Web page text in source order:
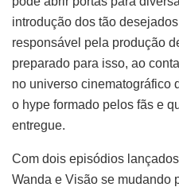
introdução dos tão
responsável pela produção
preparado para isso, ao
no universo cinematográfico
o hype formado pelos fãs e
entregue.
Com dois episódios
Wanda e Visão se mudando